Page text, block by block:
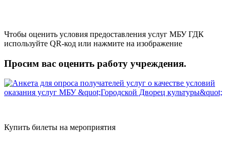
Чтобы оценить условия предоставления услуг МБУ ГДК
используйте QR-код или нажмите на изображение
Просим вас оценить работу учреждения.
Купить билеты на мероприятия